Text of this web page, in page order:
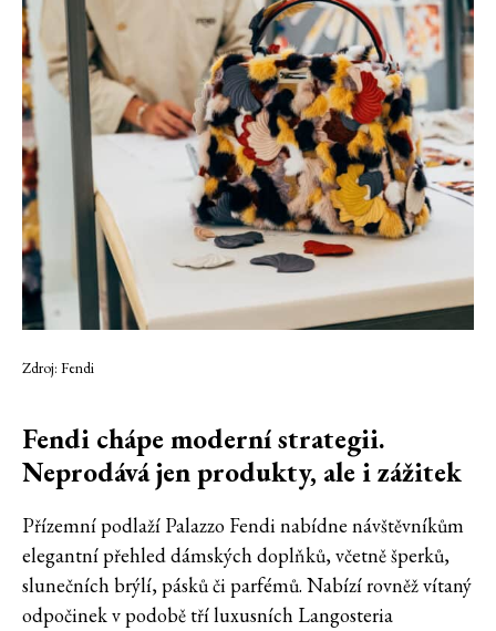
Zdroj: Fendi
Fendi chápe moderní strategii.
Neprodává jen produkty, ale i zážitek
Přízemní podlaží Palazzo Fendi nabídne návštěvníkům
elegantní přehled dámských doplňků, včetně šperků,
slunečních brýlí, pásků či parfémů. Nabízí rovněž vítaný
odpočinek v podobě tří luxusních Langosteria